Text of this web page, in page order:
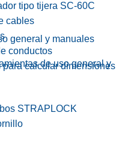
tipo tijera SC-60C
cables
conductos
para calcular dimensiones
general y manuales
de uso general y
STRAPLOCK